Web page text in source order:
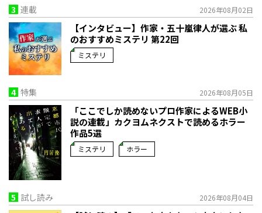
3 連載 2026年08月02日
【インタビュー】作家・五十嵐律人が選ぶ 私
のおすすめミステリ 第22回
ミステリ
4 特集 2026年08月05日
「ここでしか読めないプロ作家によるWEB小
説の連載」――カクヨムネクストで読めるホラー
作品5選
ミステリ ホラー
5 試し読み 2026年08月04日